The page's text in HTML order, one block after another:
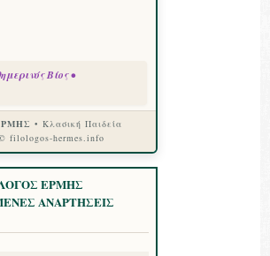
Βίος •
• Κλασική Παιδεία
filologos-hermes.info
ΕΡΜΗΣ
ΑΝΑΡΤΗΣΕΙΣ